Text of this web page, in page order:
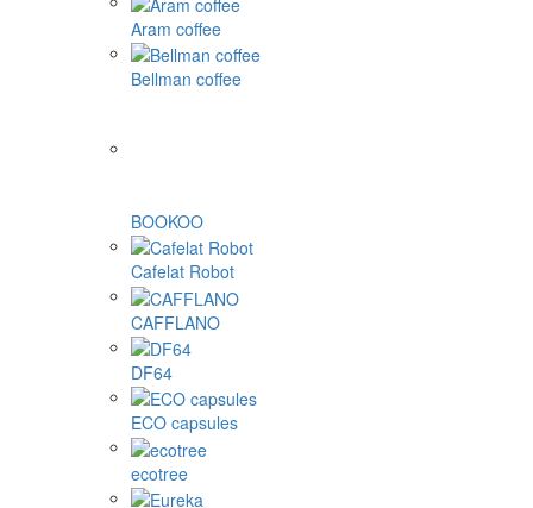
Aram coffee
Bellman coffee
BOOKOO
Cafelat Robot
CAFFLANO
DF64
ECO capsules
ecotree